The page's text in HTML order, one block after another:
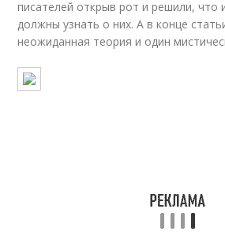
писателей открыв рот и решили, что
должны узнать о них. А в конце
неожиданная теория и один